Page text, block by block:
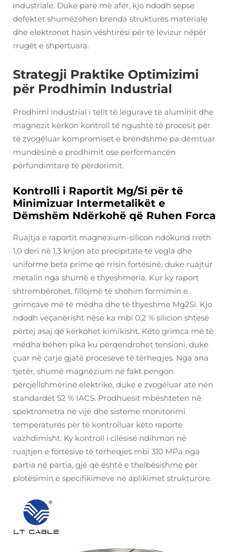
industriale. Duke parë më afër, kjo ndodh sepse
defektet shumëzohen brenda strukturës materiale
dhe elektronet hasin vështirësi për të lëvizur nëpër
rrugët e shpertuara.
Strategji Praktike Optimizimi
për Prodhimin Industrial
Prodhimi industrial i telit të legurave të aluminit dhe
magnezit kërkon kontroll të ngushtë të procesit për
të zvogëluar kompromiset e brendshme pa dëmtuar
mundësinë e prodhimit ose performancën
përfundimtare të përdorimit.
Kontrolli i Raportit Mg/Si për të
Minimizuar Intermetalikët e
Dëmshëm Ndërkohë që Ruhen Forca
Ruajtja e raportit magnезium-silicon ndokund rreth
1,0 deri në 1,3 krijon ato precipitate të vogla dhe
uniforme beta prime që rrisin fortësinë, duke ruajtur
metalin nga shumë e thyeshmëria. Kur ky raport
shtrembërohet, fillojmë të shohim formimin e
grimcave më të mëdha dhe të thyeshme Mg2Si. Kjo
ndodh veçanërisht nëse ka mbi 0,2 % silicion shtesë
përtej asaj që kërkohet kimikisht. Këto grimca më të
mëdha bëhen pika ku përqendrohet tensioni, duke
çuar në çarje gjatë proceseve të tërheqjes. Nga ana
tjetër, shumë magnëzium në fakt pengon
përcjellshmërinë elektrike, duke e zvogëluar atë nën
standardet 52 % IACS. Prodhuesit mbështeten në
spektrometra në vijë dhe sisteme monitorimi
temperaturës për të kontrolluar këto raporte
vazhdimisht. Ky kontroll i cilësisë ndihmon në
ruajtjen e fortësive të terheqjes mbi 310 MPa nga
partia në partia, gjë që është e thelbësishme për
plotësimin e specifikimeve në aplikimet strukturore.